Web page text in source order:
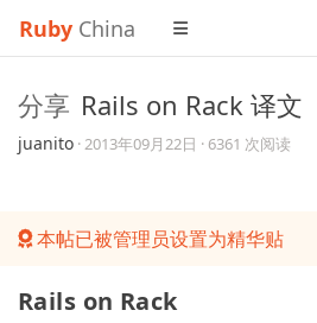
Ruby China
分享 Rails on Rack 译文
juanito ·2013年09月22日 · 6361 次阅读
本帖已被管理员设置为精华贴
Rails on Rack